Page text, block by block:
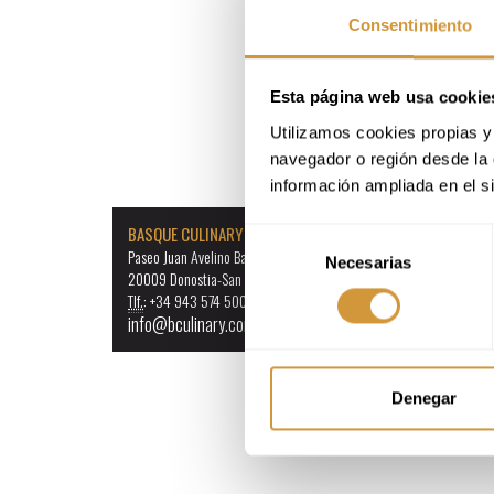
Consentimiento
Esta página web usa
Utilizamos cookies propias
navegador o región desde
información ampliada en el
de
consentimiento
Necesarias
Denegar
BASQUE CULINARY CENTER
Paseo Juan Avelino Barriola, 101
20009 Donostia-San Sebastián (Gipuzkoa)
Tlf.: +34 943 574 500
info@bculinary.com